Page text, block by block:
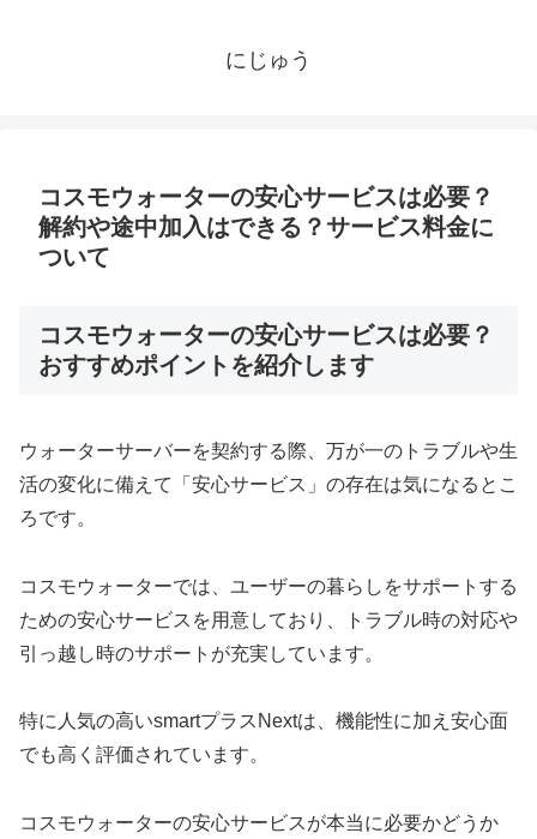
にじゅう
コスモウォーターの安心サービスは必要？
解約や途中加入はできる？サービス料金に
ついて
コスモウォーターの安心サービスは必要？
おすすめポイントを紹介します
ウォーターサーバーを契約する際、万が一のトラブルや生
活の変化に備えて「安心サービス」の存在は気になるとこ
ろです。
コスモウォーターでは、ユーザーの暮らしをサポートする
ための安心サービスを用意しており、トラブル時の対応や
引っ越し時のサポートが充実しています。
特に人気の高いsmartプラスNextは、機能性に加え安心面
でも高く評価されています。
コスモウォーターの安心サービスが本当に必要かどうか